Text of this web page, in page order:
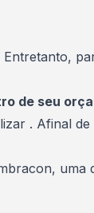
de seu
. Afinal
uma